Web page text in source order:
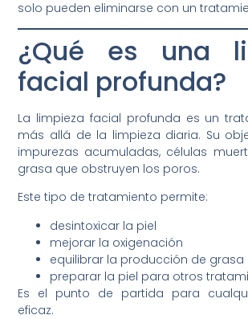
solo pueden eliminarse con un
¿Qué es una
facial profunda?
La limpieza facial profunda es un
más allá de la limpieza diaria. Su
impurezas acumuladas, células
grasa que obstruyen los poros.
Este tipo de tratamiento permite:
desintoxicar la piel
mejorar la oxigenación
equilibrar la producción de grasa
preparar la piel para otros
Es el punto de partida para
eficaz.